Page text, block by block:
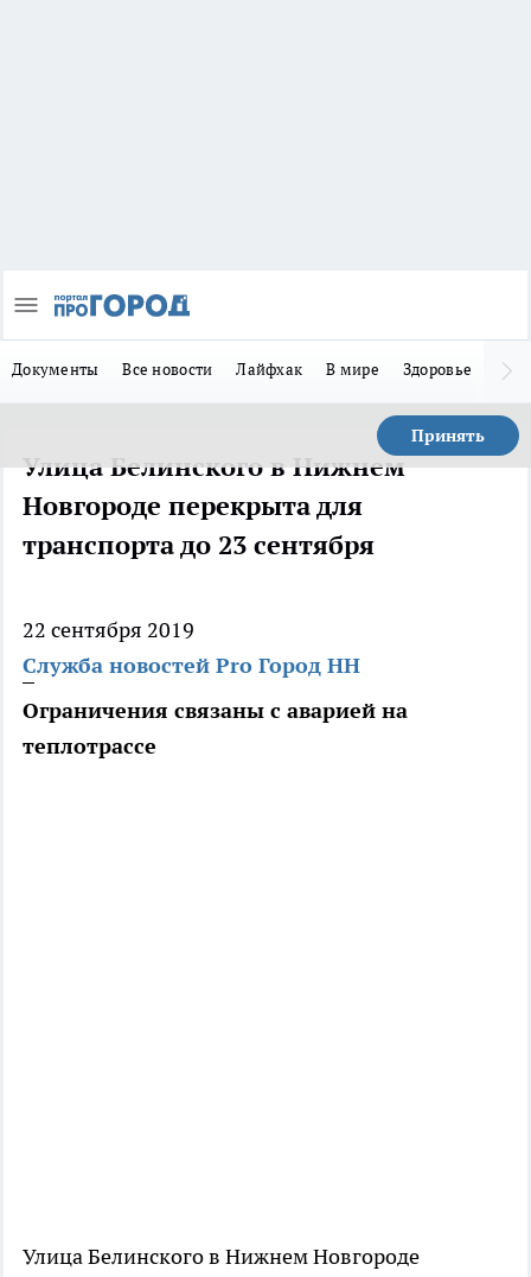
Документы Все новости Лайфхак В мире Здоровье
Принять
Улица Белинского в Нижнем
Новгороде перекрыта для
транспорта до 23 сентября
22 сентября 2019
Служба новостей Pro Город НН
Ограничения связаны с аварией на
теплотрассе
Улица Белинского в Нижнем Новгороде